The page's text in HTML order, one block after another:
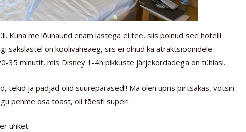
Kuna me lõunaund enam lastega ei tee, siis polnud see hotelli
sakslastel on koolivaheaeg, siis ei olnud ka atraktsioonidele
35 minutit, mis Disney 1-4h pikkuste järjekordadega on tühiasi.
tekid ja padjad olid suurepärased!! Ma olen üpris pirtsakas, võtsin
pehme osa toast, oli tõesti super!
uhket.